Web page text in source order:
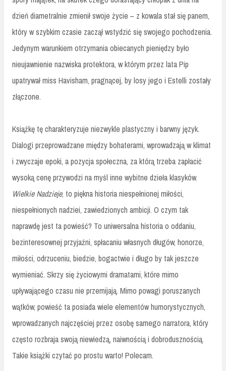
dzień diametralnie zmienił swoje życie – z kowala stał się panem,
który w szybkim czasie zaczął wstydzić się swojego pochodzenia.
Jedynym warunkiem otrzymania obiecanych pieniędzy było
nieujawnienie nazwiska protektora, w którym przez lata Pip
upatrywał miss Havisham, pragnącej, by losy jego i Estelli zostały
złączone.
Książkę tę charakteryzuje niezwykle plastyczny i barwny język.
Dialogi przeprowadzane między bohaterami, wprowadzają w klimat
i zwyczaje epoki, a pozycja społeczna, za którą trzeba zapłacić
wysoką cenę przywodzi na myśl inne wybitne dzieła klasyków.
Wielkie Nadzieje, to piękna historia niespełnionej miłości,
niespełnionych nadziei, zawiedzionych ambicji. O czym tak
naprawdę jest ta powieść? To uniwersalna historia o oddaniu,
bezinteresownej przyjaźni, spłacaniu własnych długów, honorze,
miłości, odrzuceniu, biedzie, bogactwie i długo by tak jeszcze
wymieniać. Skrzy się życiowymi dramatami, które mimo
upływającego czasu nie przemijają. Mimo powagi poruszanych
wątków, powieść ta posiada wiele elementów humorystycznych,
wprowadzanych najczęściej przez osobę samego narratora, który
często rozbraja swoją niewiedzą, naiwnością i dobrodusznością.
Takie książki czytać po prostu warto! Polecam.